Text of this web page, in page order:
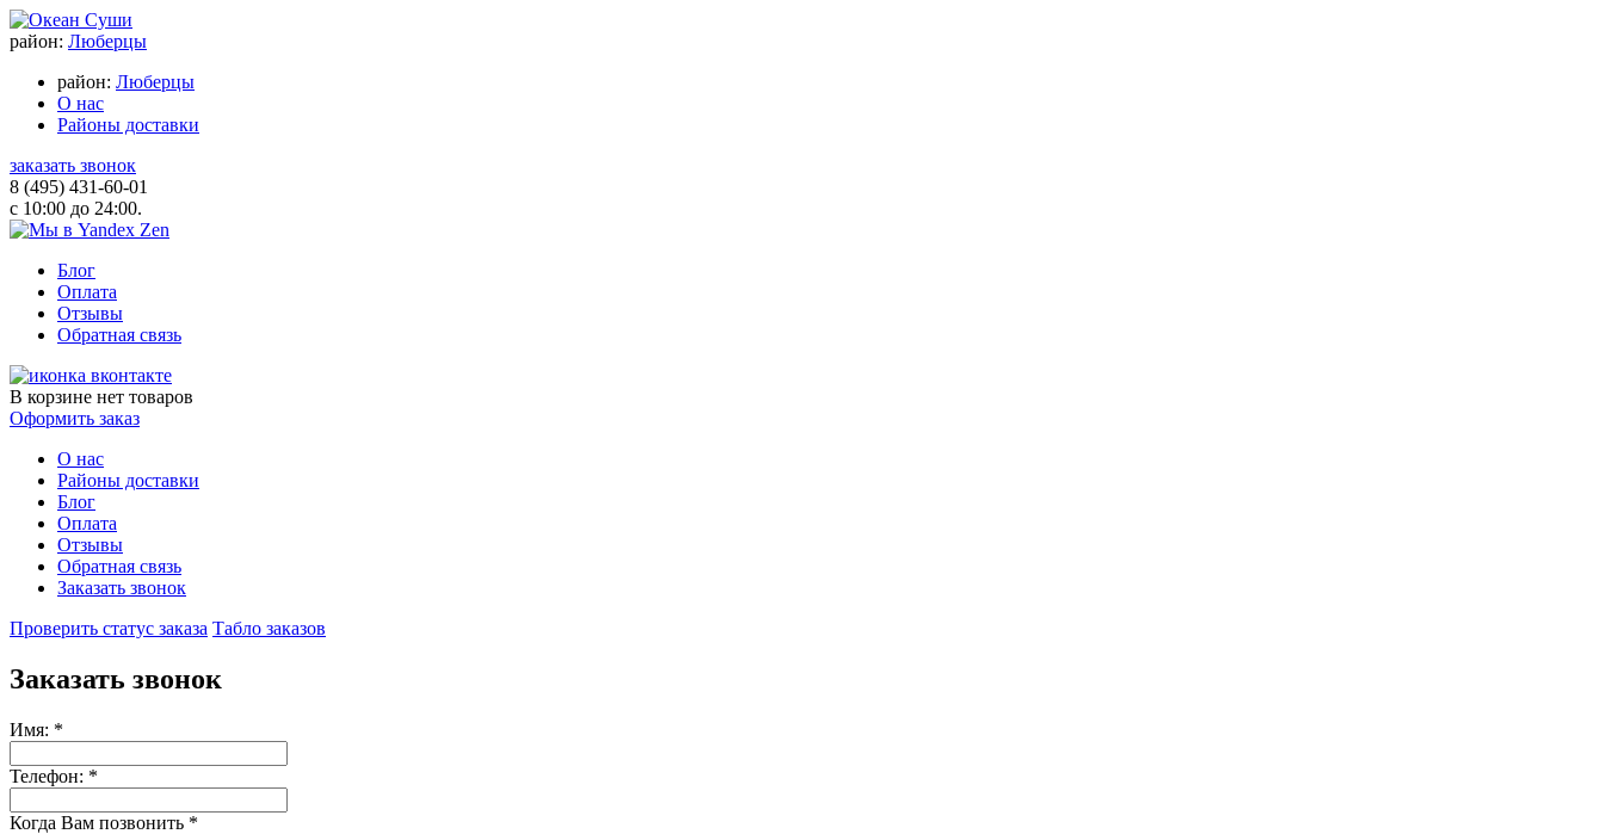
район: Люберцы
район: Люберцы
О нас
Районы доставки
заказать звонок
8 (495) 431-60-01
с 10:00 до 24:00.
Блог
Оплата
Отзывы
Обратная связь
В корзине нет товаров
Оформить заказ
О нас
Районы доставки
Блог
Оплата
Отзывы
Обратная связь
Заказать звонок
Проверить статус заказа Табло заказов
Заказать звонок
Имя: *
Телефон: *
Когда Вам позвонить *